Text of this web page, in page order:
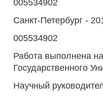
005534902
Санкт-Петербург -
005534902
Работа выполнена
Государственного
Научный